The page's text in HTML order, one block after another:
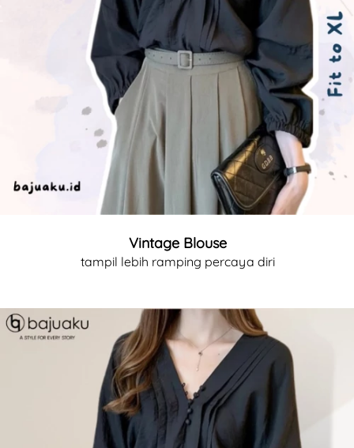
Vintage Blouse
tampil lebih ramping percaya diri